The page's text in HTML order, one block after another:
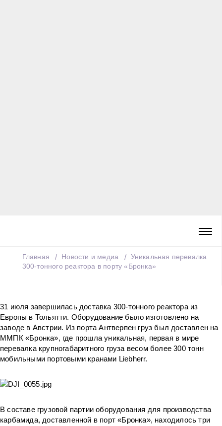
Главная Новости и медиа
Уникальная перевалка
300-тонного реактора в порту «Бронка»
31 июля завершилась доставка 300-тонного реактора из
Европы в Тольятти. Оборудование было изготовлено на
заводе в Австрии. Из порта Антверпен груз был доставлен на
ММПК «Бронка», где прошла уникальная, первая в мире
перевалка крупногабаритного груза весом более 300 тонн
мобильными портовыми кранами Liebherr.
В составе грузовой партии оборудования для производства
карбамида, доставленной в порт «Бронка», находилось три